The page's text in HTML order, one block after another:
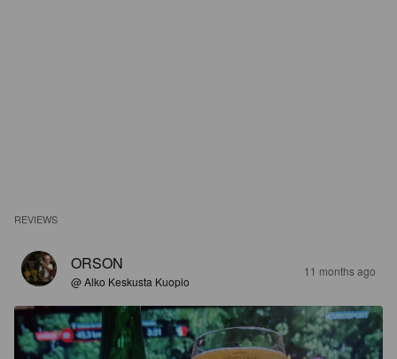
REVIEWS
ORSON
@ Alko Keskusta Kuopio
11 months ago